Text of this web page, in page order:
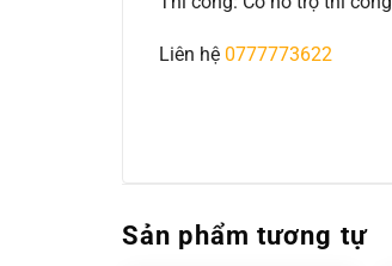
Liên hệ 0777773622
Sản phẩm tương tự